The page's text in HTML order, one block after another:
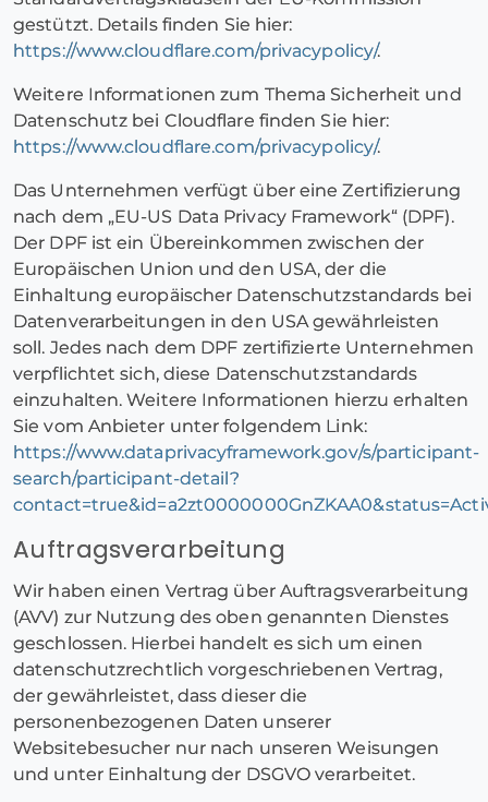
gestützt. Details finden Sie hier:
https://www.cloudflare.com/privacypolicy/.
Weitere Informationen zum Thema Sicherheit und
Datenschutz bei Cloudflare finden Sie hier:
https://www.cloudflare.com/privacypolicy/.
Das Unternehmen verfügt über eine Zertifizierung
nach dem „EU-US Data Privacy Framework“ (DPF).
Der DPF ist ein Übereinkommen zwischen der
Europäischen Union und den USA, der die
Einhaltung europäischer Datenschutzstandards bei
Datenverarbeitungen in den USA gewährleisten
soll. Jedes nach dem DPF zertifizierte Unternehmen
verpflichtet sich, diese Datenschutzstandards
einzuhalten. Weitere Informationen hierzu erhalten
Sie vom Anbieter unter folgendem Link:
https://www.dataprivacyframework.gov/s/participant-
search/participant-detail?
Auftragsverarbeitung
Wir haben einen Vertrag über Auftragsverarbeitung
(AVV) zur Nutzung des oben genannten Dienstes
geschlossen. Hierbei handelt es sich um einen
datenschutzrechtlich vorgeschriebenen Vertrag,
der gewährleistet, dass dieser die
personenbezogenen Daten unserer
Websitebesucher nur nach unseren Weisungen
und unter Einhaltung der DSGVO verarbeitet.